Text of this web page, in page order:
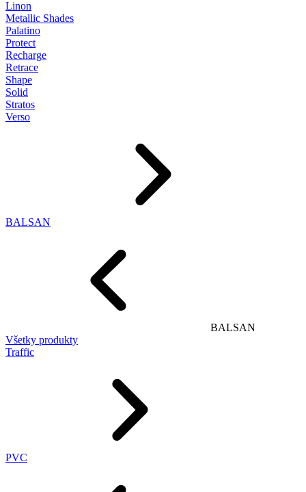
Linon
Metallic Shades
Palatino
Protect
Recharge
Retrace
Shape
Solid
Stratos
Verso
BALSAN
BALSAN
Všetky produkty
Traffic
PVC